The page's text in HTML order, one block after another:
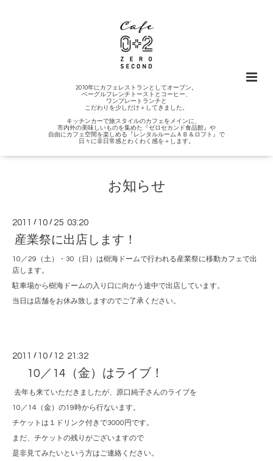
2010年にカフェレストランとしてオープン。
ベーグルフレンチトーストとコーヒー、
ワンプレートランチと
こだわりを少しだけ＋してきました。
キッチンカーで旅スタイルのカフェをメインに、
市内外の美味しいものを集めた『ゼロセカンド食品館』や
自由にカフェ空間を楽しめる『レンタルルームＡＢ＆ロフト』で
日々に非日常感とわくわく感を＋します。
お知らせ
2011 / 10 / 25 03:20
産業祭に出店します！
10／29（土）・30（日）は樹海ドームで行われる産業祭に移動カフェで出
店します。
駐車場から樹海ドームの入り口に向かう途中で出店しています。
当日は店舗をお休み致しますのでご了承ください。
2011 / 10 / 12 21:32
10／14（金）はライブ！
去年も来ていただきましたが、原口純子さんのライブを
10／14（金）の19時から行ないます。
チケットは１ドリンク付きで3000円です。
まだ、チケットの残りがございますので
是非見てみたいという方はご連絡ください。